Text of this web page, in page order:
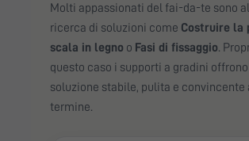
Molti appassionati del fai-da-te sono
ricerca di soluzioni come Costruire la
scala in legno o Fasi di fissaggio.
questo caso i supporti a gradini offrono
soluzione stabile, pulita e convincente
termine.